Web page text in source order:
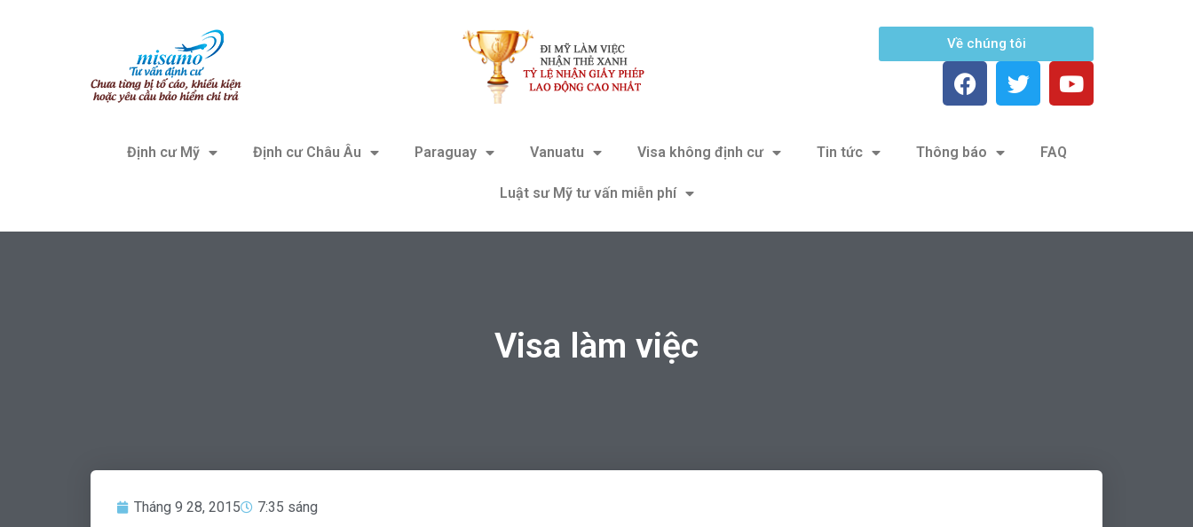
Về chúng tôi
Định cư Mỹ Định cư Châu Âu Paraguay Vanuatu Visa không định cư Tin tức Thông báo FAQ
Luật sư Mỹ tư vấn miễn phí
Visa làm việc
Tháng 9 28, 2015 7:35 sáng